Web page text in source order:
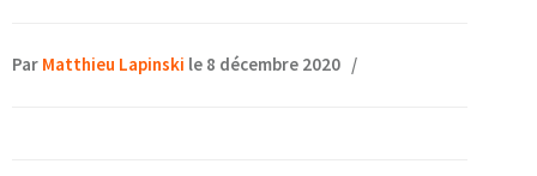
Par Matthieu Lapinski le 8 décembre 2020 /